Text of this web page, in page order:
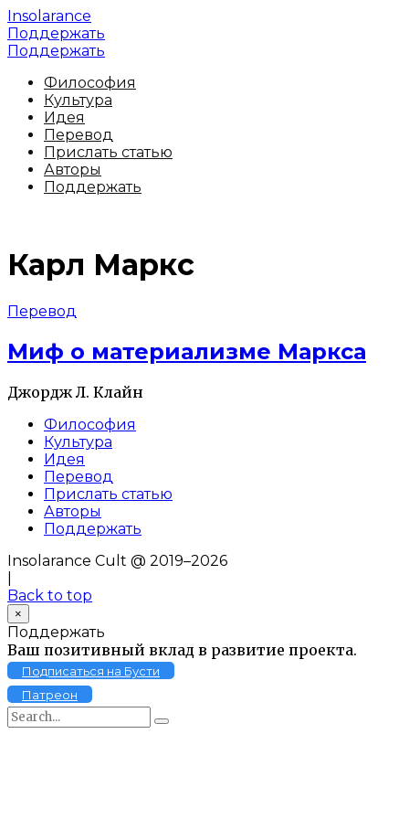
Insolarance
Поддержать
Поддержать
Философия
Культура
Идея
Перевод
Прислать статью
Авторы
Поддержать
Карл Маркс
Перевод
Миф о материализме Маркса
Джордж Л. Клайн
Философия
Культура
Идея
Перевод
Прислать статью
Авторы
Поддержать
Insolarance Cult @ 2019–2026
Back to top
×
Поддержать
Ваш позитивный вклад в развитие проекта.
Подписаться на Бусти
Патреон